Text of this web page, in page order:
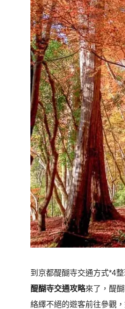
到京都醍醐寺交通方式*4
醍醐寺交通攻略來了，醍
絡繹不絕的遊客前往參觀